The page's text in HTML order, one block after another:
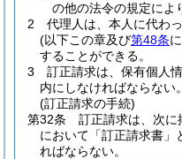
の他の法令の規定によ
2
代理人は、本人に代わ
(以下この章及び第48条
することができる。
3
訂正請求は、保有個人
内にしなければならない。
(訂正請求の手続)
第32条
訂正請求は、次に
において「訂正請求書」
ればならない。